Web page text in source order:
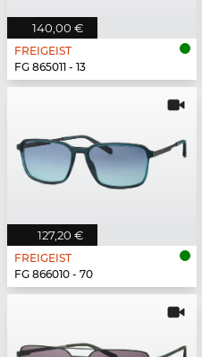
140,00 €
FREIGEIST
FG 865011 - 13
127,20 €
FREIGEIST
FG 866010 - 70